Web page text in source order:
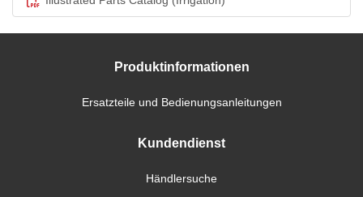
Produktinformationen
Ersatzteile und Bedienungsanleitungen
Kundendienst
Händlersuche